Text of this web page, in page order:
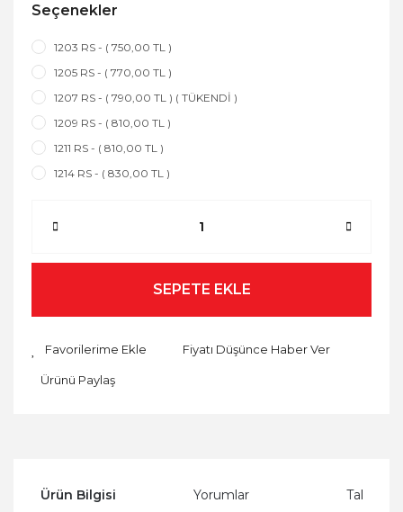
Seçenekler
1203 RS - ( 750,00 TL )
1205 RS - ( 770,00 TL )
1207 RS - ( 790,00 TL ) ( TÜKENDİ )
1209 RS - ( 810,00 TL )
1211 RS - ( 810,00 TL )
1214 RS - ( 830,00 TL )
SEPETE EKLE
Fiyatı Düşünce Haber Ver
Ürünü Paylaş
Ürün Bilgisi Yorumlar Taksit